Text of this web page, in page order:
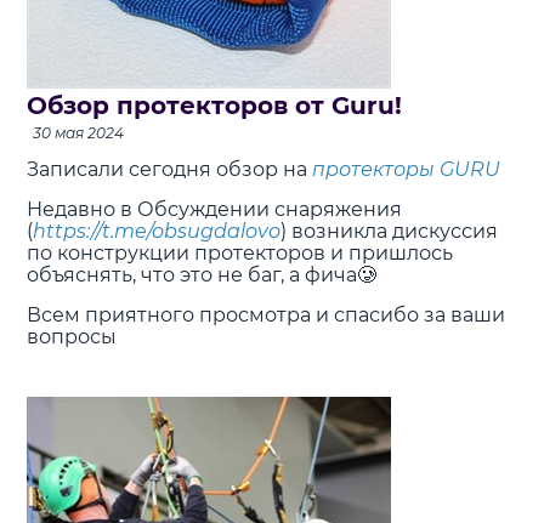
Обзор протекторов от Guru!
30 мая 2024
Записали сегодня обзор на протекторы GURU
Недавно в Обсуждении снаряжения
(https://t.me/obsugdalovo) возникла дискуссия
по конструкции протекторов и пришлось
объяснять, что это не баг, а фича🥲
Всем приятного просмотра и спасибо за ваши
вопросы